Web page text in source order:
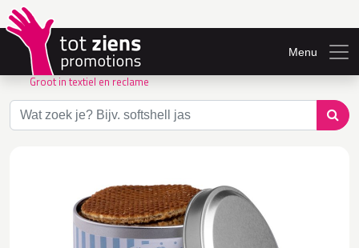
Groot in textiel en reclame
Menu